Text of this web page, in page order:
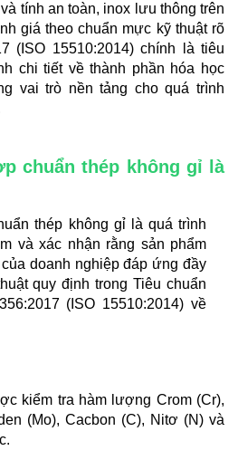
tính an toàn, inox lưu thông trên
giá theo chuẩn mực kỹ thuật rõ
(ISO 15510:2014) chính là tiêu
chi tiết về thành phần hóa học
vai trò nền tảng cho quá trình
chuẩn thép không gỉ là
thép không gỉ là quá trình
và xác nhận rằng sản phẩm
doanh nghiệp đáp ứng đầy
quy định trong Tiêu chuẩn
(ISO 15510:2014) về
kiểm tra hàm lượng Crom (Cr),
(Mo), Cacbon (C), Nitơ (N) và